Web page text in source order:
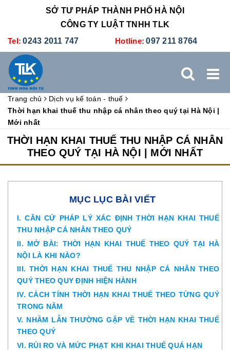
SỞ TƯ PHÁP THÀNH PHỐ HÀ NỘI
CÔNG TY LUẬT TNHH TLK
Tel: 0243 2011 747 Hotline: 097 211 8764
DỊCH VỤ KẾ TOÁN - THUẾ XÚC TIẾN THƯƠNG MẠI
Trang chủ
Dịch vụ kế toán - thuế
Thời hạn khai thuế thu nhập cá nhân theo quý tại Hà Nội |
Mới nhất
THỜI HẠN KHAI THUẾ THU NHẬP CÁ NHÂN
THEO QUÝ TẠI HÀ NỘI | MỚI NHẤT
MỤC LỤC BÀI VIẾT
I. CĂN CỨ PHÁP LÝ XÁC ĐỊNH THỜI HẠN KHAI THUẾ
THU NHẬP CÁ NHÂN THEO QUÝ
II. MỞ BÀI: THỜI HẠN KHAI THUẾ THEO QUÝ TẠI HÀ
NỘI LÀ KHI NÀO?
III. THỜI HẠN KHAI THUẾ THU NHẬP CÁ NHÂN THEO
QUÝ THEO QUY ĐỊNH HIỆN HÀNH
IV. CÁCH TÍNH THỜI HẠN KHAI THUẾ THEO TỪNG QUÝ
TRONG NĂM
V. NHẦM LẪN THƯỜNG GẶP VỀ THỜI HẠN KHAI THUẾ
THEO QUÝ
VI. RỦI RO VÀ MỨC PHẠT KHI KHAI THUẾ QUÁ HẠN